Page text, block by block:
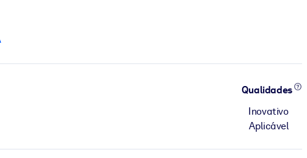
Qualidades
Inovativo
Aplicável